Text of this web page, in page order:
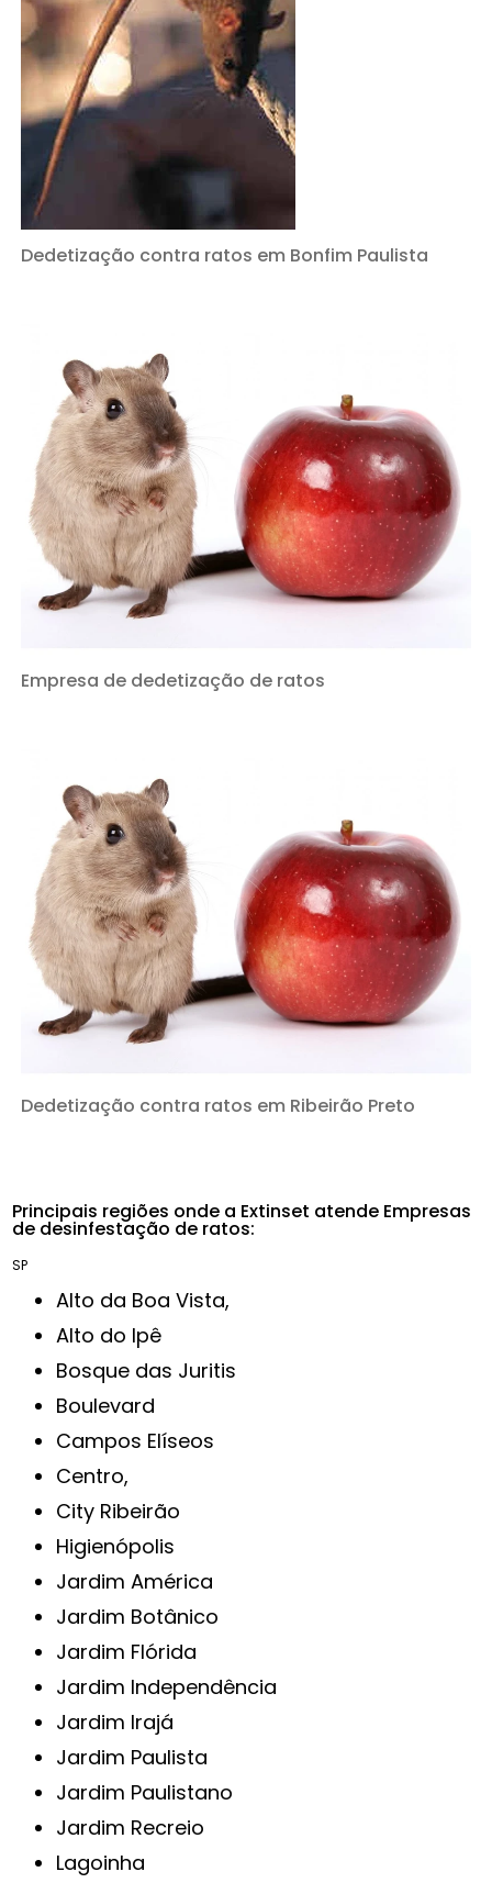
Dedetização contra ratos em Bonfim Paulista
Empresa de dedetização de ratos
Dedetização contra ratos em Ribeirão Preto
Principais regiões onde a Extinset atende Empresas
de desinfestação de ratos:
SP
Alto da Boa Vista,
Alto do Ipê
Bosque das Juritis
Boulevard
Campos Elíseos
Centro,
City Ribeirão
Higienópolis
Jardim América
Jardim Botânico
Jardim Flórida
Jardim Independência
Jardim Irajá
Jardim Paulista
Jardim Paulistano
Jardim Recreio
Lagoinha